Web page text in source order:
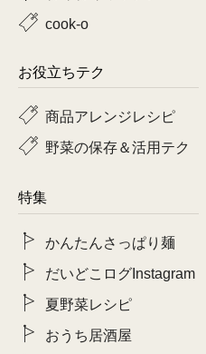
cook-o
お役立ちテク
商品アレンジレシピ
野菜の保存＆活用テク
特集
かんたんさっぱり麺
だいどこログInstagram
夏野菜レシピ
おうち居酒屋